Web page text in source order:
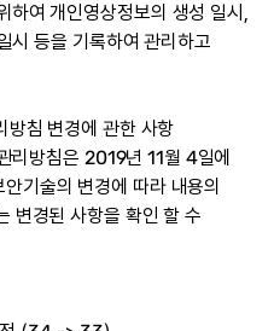
하여 개인영상정보의 생성 일시,
시 등을 기록하여 관리하고
방침 변경에 관한 사항
리방침은 2019년 11월 4일에
기술의 변경에 따라 내용의
변경된 사항을 확인 할 수